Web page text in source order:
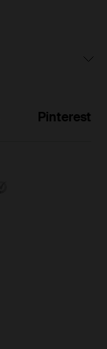
Pinterest